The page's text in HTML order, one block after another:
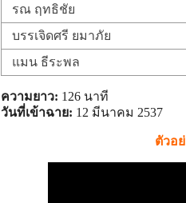
รณ ฤทธิชัย
บรรเจิดศรี ยมาภัย
แมน ธีระพล
ความยาว: 126 นาที
วันที่เข้าฉาย: 12 มีนาคม 2537
ตัวอ